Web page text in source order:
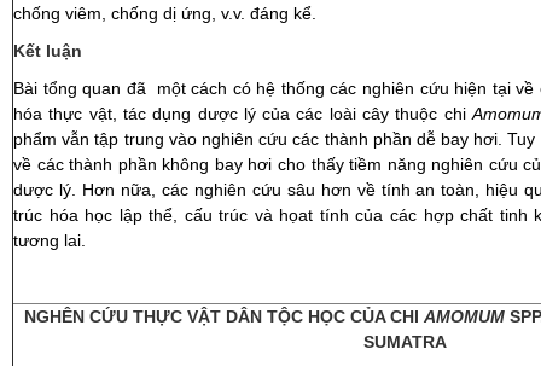
chống viêm, chống dị ứng, v.v. đáng kể.
Kết luận
Bài tổng quan đã một cách có hệ thống các nghiên cứu hiện tại
hóa thực vật, tác dụng dược lý của các loài cây thuộc chi
phẩm vẫn tập trung vào nghiên cứu các thành phần dễ bay hơi.
về các thành phần không bay hơi cho thấy tiềm năng nghiên cứu
dược lý. Hơn nữa, các nghiên cứu sâu hơn về tính an toàn, hiệu
trúc hóa học lập thể, cấu trúc và họat tính của các hợp chất tinh
tương lai.
NGHÊN CỨU THỰC VẬT DÂN TỘC HỌC CỦA CHI AMOMUM
SUMATRA